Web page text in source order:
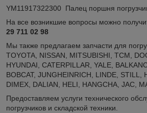
YM11917322300 Палец поршня
На все возникшие вопросы можно
29 711 02 98
Мы также предлагаем запчасти для
TOYOTA, NISSAN, MITSUBISHI, TCM,
HYUNDAI, CATERPILLAR, YALE,
BOBCAT, JUNGHEINRICH, LINDE, STILL,
DIMEX, DALIAN, HELI, HANGCHA, JAC,
Предоставляем услуги технического
погрузчиков и складской техники.